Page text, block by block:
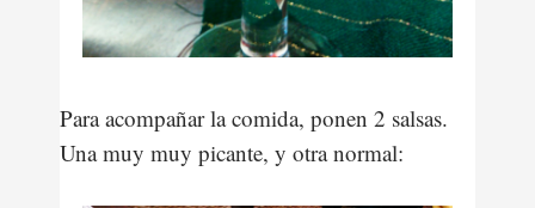
Para acompañar la comida, ponen 2 salsas.
Una muy muy picante, y otra normal: